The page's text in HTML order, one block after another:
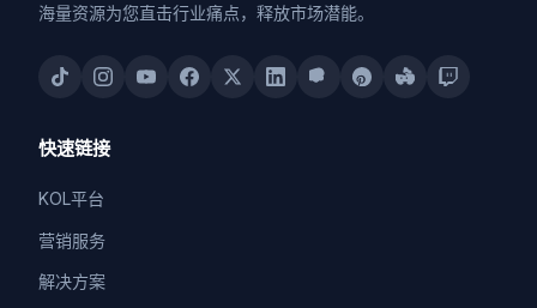
海量资源为您直击行业痛点，释放市场潜能。
快速链接
KOL平台
营销服务
解决方案